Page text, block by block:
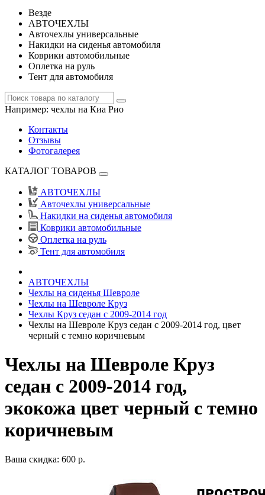
Везде
АВТОЧЕХЛЫ
Авточехлы универсальные
Накидки на сиденья автомобиля
Коврики автомобильные
Оплетка на руль
Тент для автомобиля
Например: чехлы на Киа Рио
Контакты
Отзывы
Фотогалерея
КАТАЛОГ ТОВАРОВ
АВТОЧЕХЛЫ
Авточехлы универсальные
Накидки на сиденья автомобиля
Коврики автомобильные
Оплетка на руль
Тент для автомобиля
АВТОЧЕХЛЫ
Чехлы на сиденья Шевроле
Чехлы на Шевроле Круз
Чехлы Круз седан с 2009-2014 год
Чехлы на Шевроле Круз седан с 2009-2014 год, цвет
черный с темно коричневым
Чехлы на Шевроле Круз
седан с 2009-2014 год,
экокожа цвет черный с темно
коричневым
Ваша скидка: 600 р.